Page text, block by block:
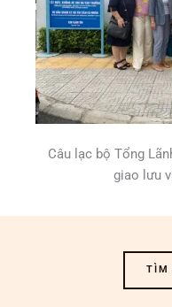
Câu lạc bộ Tổng
giao lưu
TÌM